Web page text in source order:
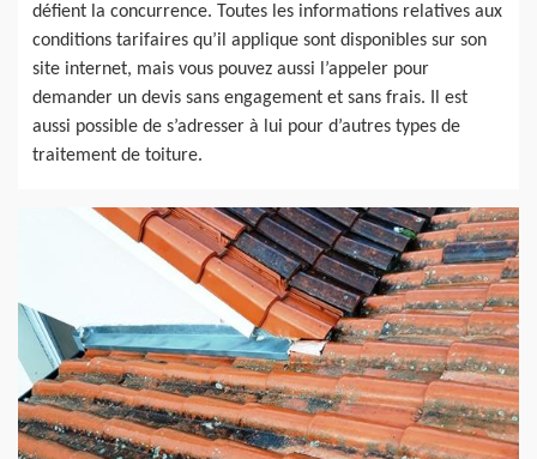
défient la concurrence. Toutes les informations relatives aux
conditions tarifaires qu’il applique sont disponibles sur son
site internet, mais vous pouvez aussi l’appeler pour
demander un devis sans engagement et sans frais. Il est
aussi possible de s’adresser à lui pour d’autres types de
traitement de toiture.